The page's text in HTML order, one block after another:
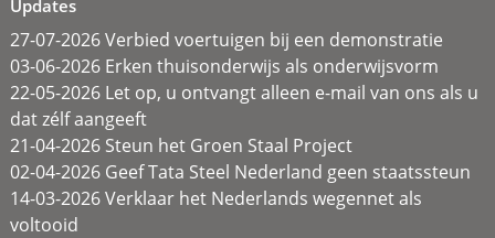
Updates
27-07-2026 Verbied voertuigen bij een demonstratie
03-06-2026 Erken thuisonderwijs als onderwijsvorm
22-05-2026 Let op, u ontvangt alleen e-mail van ons als u
dat zélf aangeeft
21-04-2026 Steun het Groen Staal Project
02-04-2026 Geef Tata Steel Nederland geen staatssteun
14-03-2026 Verklaar het Nederlands wegennet als
voltooid